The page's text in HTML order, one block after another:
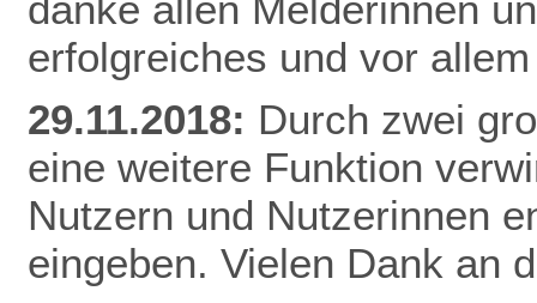
erfolgreiches und vor
29.11.2018: Durch zwei
eine weitere Funktion
Nutzern und Nutzerinnen
eingeben. Vielen Dank an